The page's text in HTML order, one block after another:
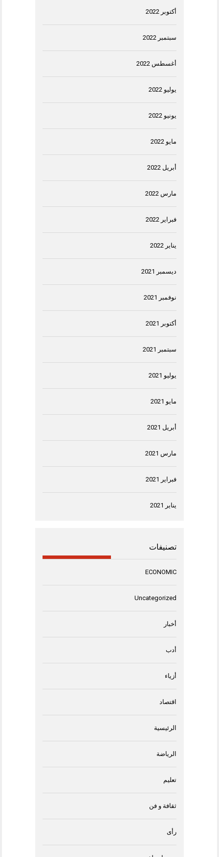
أكتوبر 2022
سبتمبر 2022
أغسطس 2022
يوليو 2022
يونيو 2022
مايو 2022
أبريل 2022
مارس 2022
فبراير 2022
يناير 2022
ديسمبر 2021
نوفمبر 2021
أكتوبر 2021
سبتمبر 2021
يوليو 2021
مايو 2021
أبريل 2021
مارس 2021
فبراير 2021
يناير 2021
تصنيفات
ECONOMIC
Uncategorized
أخبار
أدب
أزياء
اقتصاد
الرئيسية
الرياضة
تعليم
ثقافة و فن
رأى